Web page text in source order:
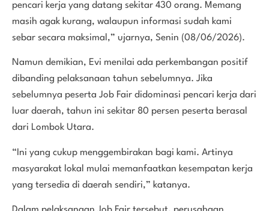
pencari kerja yang datang sekitar 430 orang. Memang
masih agak kurang, walaupun informasi sudah kami
sebar secara maksimal,” ujarnya, Senin (08/06/2026).
Namun demikian, Evi menilai ada perkembangan positif
dibanding pelaksanaan tahun sebelumnya. Jika
sebelumnya peserta Job Fair didominasi pencari kerja dari
luar daerah, tahun ini sekitar 80 persen peserta berasal
dari Lombok Utara.
“Ini yang cukup menggembirakan bagi kami. Artinya
masyarakat lokal mulai memanfaatkan kesempatan kerja
yang tersedia di daerah sendiri,” katanya.